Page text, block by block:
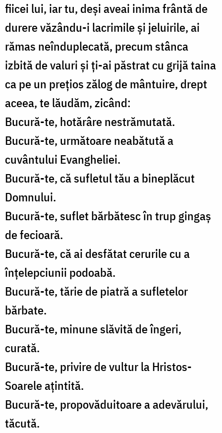
fiicei lui, iar tu, deși aveai inima frântă de
durere văzându-i lacrimile și jeluirile, ai
rămas neînduplecată, precum stânca
izbită de valuri și ți-ai păstrat cu grijă taina
ca pe un prețios zălog de mântuire, drept
aceea, te lăudăm, zicând:
Bucură-te, hotărâre nestrămutată.
Bucură-te, următoare neabătută a
cuvântului Evangheliei.
Bucură-te, că sufletul tău a bineplăcut
Domnului.
Bucură-te, suflet bărbătesc în trup gingaș
de fecioară.
Bucură-te, că ai desfătat cerurile cu a
înțelepciunii podoabă.
Bucură-te, tărie de piatră a sufletelor
bărbate.
Bucură-te, minune slăvită de îngeri,
curată.
Bucură-te, privire de vultur la Hristos-
Soarele ațintită.
Bucură-te, propovăduitoare a adevărului,
tăcută.